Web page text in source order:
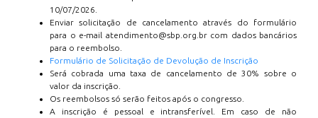
10/07/2026.
Enviar solicitação de cancelamento através do formulário
para o e-mail atendimento@sbp.org.br com dados bancários
para o reembolso.
Formulário de Solicitação de Devolução de Inscrição
Será cobrada uma taxa de cancelamento de 30% sobre o
valor da inscrição.
Os reembolsos só serão feitos após o congresso.
A inscrição é pessoal e intransferível. Em caso de não